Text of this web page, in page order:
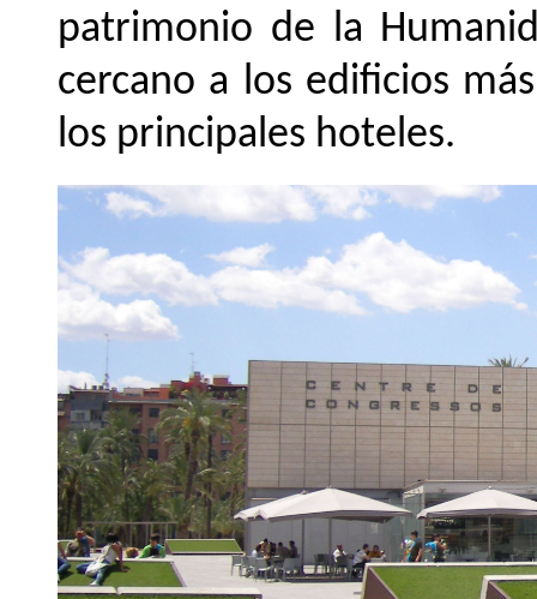
patrimonio de la
cercano a los edificios
los principales hoteles.